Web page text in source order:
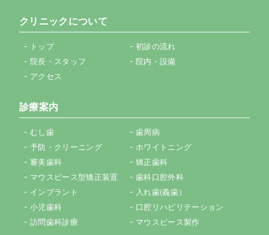
クリニックについて
トップ
初診の流れ
院長・スタッフ
院内・設備
アクセス
診療案内
むし歯
歯周病
予防・クリーニング
ホワイトニング
審美歯科
矯正歯科
マウスピース型矯正装置
歯科口腔外科
インプラント
入れ歯(義歯）
小児歯科
口腔リハビリテーション
訪問歯科診療
マウスピース製作